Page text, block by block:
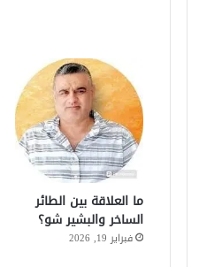
ما العلاقة بين الطائر
الساخر والبشير شو؟
فبراير 19, 2026